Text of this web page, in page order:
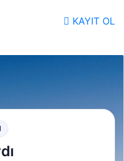
KAYIT OL